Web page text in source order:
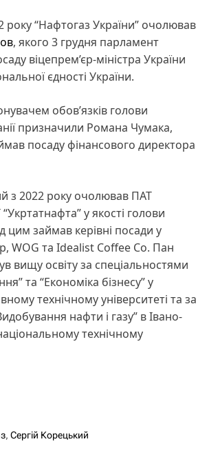
року “Нафтогаз України” очолював
, якого 3 грудня парламент
віцепрем’єр-міністра України
єдності України.
обов’язків голови
призначили Романа Чумака,
посаду фінансового директора
з 2022 року очолював ПАТ
у якості голови
цим займав керівні посади у
WOG та Idealist Coffee Co. Пан
вищу освіту за спеціальностями
та “Економіка бізнесу” у
технічному університеті та за
нафти і газу” в Івано-
технічному
, Сергій Корецький